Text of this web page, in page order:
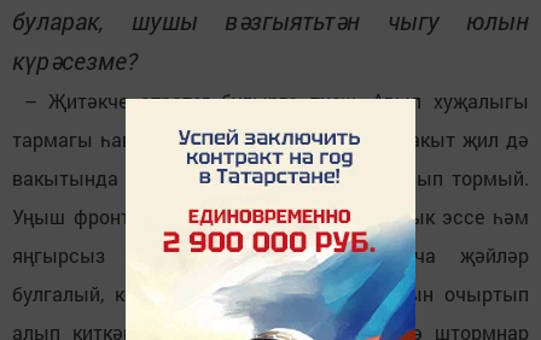
буларак, шушы вәзгыятьтән чыгу юлын
күрәсезме?
– Җитәкче стратег булырга тиеш. Авыл хуҗалыгы
тармагы һава торышы белән бәйле. Һәрвакыт җил дә
вакытында исеп, яңгыр да вакытында явып тормый.
Уңыш фронтында катлаулы хәлләр – артык эссе һәм
яңгырсыз яки бик яңгырлы салкынча җәйләр
булгалый, көчле давыл борчак покосларын очыртып
алып киткән очраклар, иген «диңгезен»дә штормнар